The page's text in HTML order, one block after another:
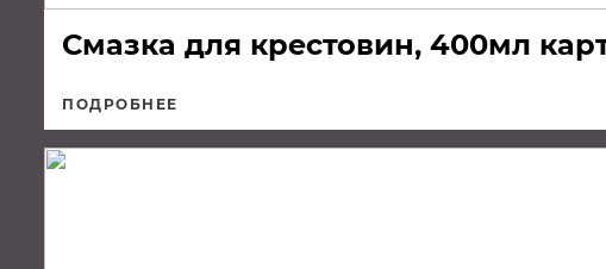
Смазка для крестовин, 400мл
ПОДРОБНЕЕ